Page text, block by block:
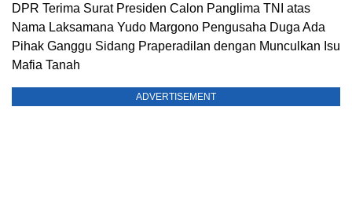
DPR Terima Surat Presiden Calon Panglima TNI atas
Nama Laksamana Yudo Margono Pengusaha Duga Ada
Pihak Ganggu Sidang Praperadilan dengan Munculkan Isu
Mafia Tanah
ADVERTISEMENT